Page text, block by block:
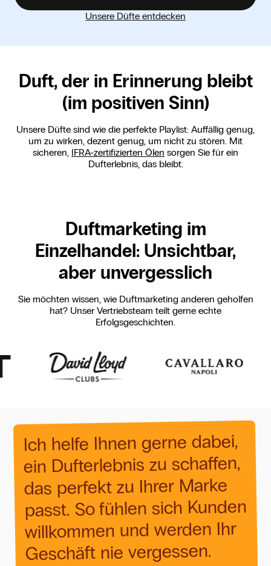
Unsere Düfte entdecken
Duft, der in Erinnerung bleibt
(im positiven Sinn)
Unsere Düfte sind wie die perfekte Playlist: Auffällig genug,
um zu wirken, dezent genug, um nicht zu stören. Mit
sicheren, IFRA-zertifizierten Ölen sorgen Sie für ein
Dufterlebnis, das bleibt.
Duftmarketing im
Einzelhandel: Unsichtbar,
aber unvergesslich
Sie möchten wissen, wie Duftmarketing anderen geholfen
hat? Unser Vertriebsteam teilt gerne echte
Erfolgsgeschichten.
Ich helfe Ihnen gerne dabei,
ein Dufterlebnis zu schaffen,
das perfekt zu Ihrer Marke
passt. So fühlen sich Kunden
willkommen und werden Ihr
Geschäft nie vergessen.